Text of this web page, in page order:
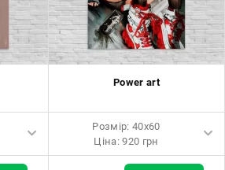
Power art
Розмір: 40x60
Ціна: 920 грн